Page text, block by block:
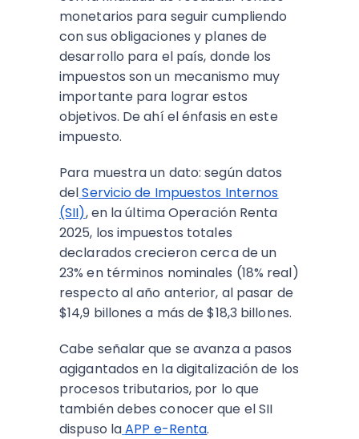
monetarios para seguir cumpliendo
con sus obligaciones y planes de
desarrollo para el país, donde los
impuestos son un mecanismo muy
importante para lograr estos
objetivos. De ahí el énfasis en este
impuesto.
Para muestra un dato: según datos
delServicio de Impuestos Internos
(SII), en la última Operación Renta
2025, los impuestos totales
declarados crecieron cerca de un
23% en términos nominales (18% real)
respecto al año anterior, al pasar de
$14,9 billones a más de $18,3 billones.
Cabe señalar que se avanza a pasos
agigantados en la digitalización de los
procesos tributarios, por lo que
también debes conocer que el SII
dispuso laAPP e-Renta.